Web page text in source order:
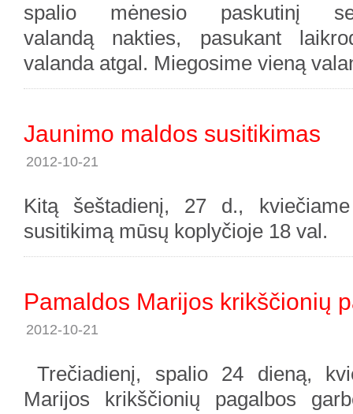
spalio mėnesio paskutinį
valandą nakties, pasukant
valanda atgal. Miegosime vieną
Jaunimo maldos susitikimas
2012-10-21
Kitą šeštadienį, 27 d.,
susitikimą mūsų koplyčioje 18 val.
Pamaldos Marijos krikščionių
2012-10-21
Trečiadienį, spalio 24 dieną,
Marijos krikščionių pagalbos